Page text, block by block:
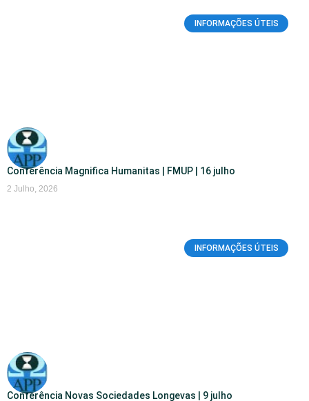
INFORMAÇÕES ÚTEIS
Conferência Magnifica Humanitas | FMUP | 16 julho
2 Julho, 2026
INFORMAÇÕES ÚTEIS
Conferência Novas Sociedades Longevas | 9 julho